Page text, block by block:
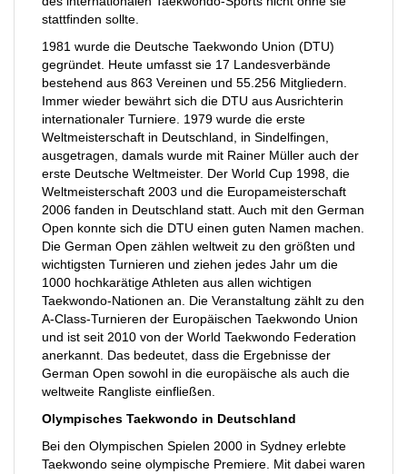
stattfinden sollte.
1981 wurde die Deutsche Taekwondo Union (DTU)
gegründet. Heute umfasst sie 17 Landesverbände
bestehend aus 863 Vereinen und 55.256 Mitgliedern.
Immer wieder bewährt sich die DTU aus Ausrichterin
internationaler Turniere. 1979 wurde die erste
Weltmeisterschaft in Deutschland, in Sindelfingen,
ausgetragen, damals wurde mit Rainer Müller auch der
erste Deutsche Weltmeister. Der World Cup 1998, die
Weltmeisterschaft 2003 und die Europameisterschaft
2006 fanden in Deutschland statt. Auch mit den German
Open konnte sich die DTU einen guten Namen machen.
Die German Open zählen weltweit zu den größten und
wichtigsten Turnieren und ziehen jedes Jahr um die
1000 hochkarätige Athleten aus allen wichtigen
Taekwondo-Nationen an. Die Veranstaltung zählt zu den
A-Class-Turnieren der Europäischen Taekwondo Union
und ist seit 2010 von der World Taekwondo Federation
anerkannt. Das bedeutet, dass die Ergebnisse der
German Open sowohl in die europäische als auch die
weltweite Rangliste einfließen.
Olympisches Taekwondo in Deutschland
Bei den Olympischen Spielen 2000 in Sydney erlebte
Taekwondo seine olympische Premiere. Mit dabei waren